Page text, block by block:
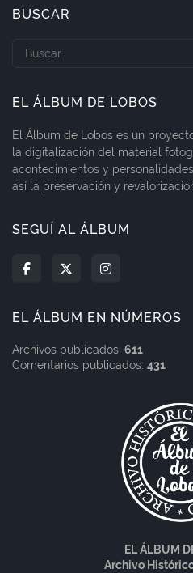
BUSCAR
EL ÁLBUM DE LOBOS
El Álbum de Lobos es un
la digitalización del material
acontecimientos y
así la preservación y
SEGUÍ AL ÁLBUM
EL ÁLBUM EN NÚMEROS
Archivos publicados: 611
Comentarios publicados: 431
EL ÁLBUM
Archivo